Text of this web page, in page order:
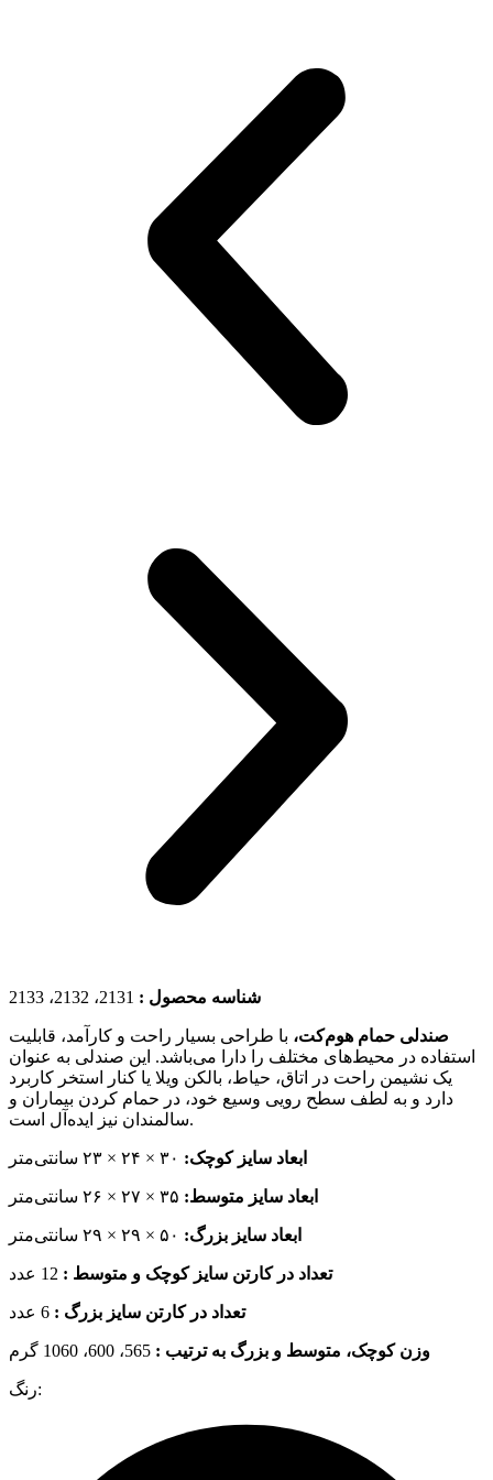
شناسه محصول : 2131، 2132، 2133
صندلی حمام هوم‌کت، با طراحی بسیار راحت و کارآمد، قابلیت
استفاده در محیط‌های مختلف را دارا می‌باشد. این صندلی به عنوان
یک نشیمن راحت در اتاق، حیاط، بالکن ویلا یا کنار استخر کاربرد
دارد و به لطف سطح رویی وسیع خود، در حمام کردن بیماران و
سالمندان نیز ایده‌آل است.
ابعاد سایز کوچک:
ابعاد سایز متوسط:
ابعاد سایز بزرگ:
تعداد در کارتن سایز کوچک و متوسط : 12 عدد
تعداد در کارتن سایز بزرگ : 6 عدد
وزن کوچک، متوسط و بزرگ به ترتیب : 565، 600، 1060 گرم
رنگ: